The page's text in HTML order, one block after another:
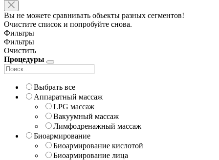
Вы не можете сравнивать обьекты разных сегментов!
Очистите список и попробуйте снова.
Фильтры
Фильтры
Очистить
Процедуры
Выбрать все
Аппаратный массаж
LPG массаж
Вакуумный массаж
Лимфодренажный массаж
Биоармирование
Биоармирование кислотой
Биоармирование лица